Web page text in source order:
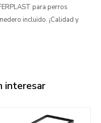
para perros
incluido. ¡Calidad y
interesar